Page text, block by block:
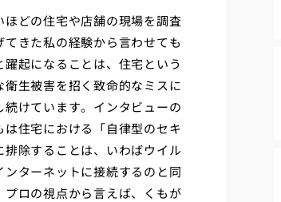
どの住宅や店舗の現場を調査
きた私の経験から言わせても
起になることは、住宅という
生被害を招く致命的なミスに
けています。インタビューの
住宅における「自律型のセキ
除することは、いわばウイル
ターネットに接続するのと同
ロの視点から言えば、くもが